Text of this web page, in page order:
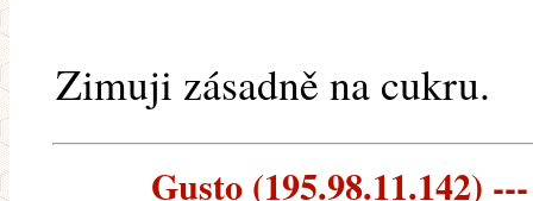
Zimuji zásadně na cukru.
Gusto (195.98.11.142)